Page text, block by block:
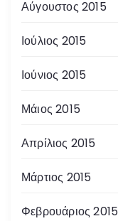
Αύγουστος 2015
Ιούλιος 2015
Ιούνιος 2015
Μάιος 2015
Απρίλιος 2015
Μάρτιος 2015
Φεβρουάριος 2015